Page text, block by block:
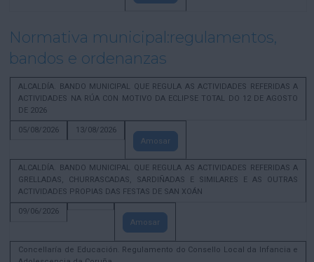
Normativa municipal:regulamentos,
bandos e ordenanzas
ALCALDÍA. BANDO MUNICIPAL QUE REGULA AS ACTIVIDADES REFERIDAS A
ACTIVIDADES NA RÚA CON MOTIVO DA ECLIPSE TOTAL DO 12 DE AGOSTO
DE 2026
05/08/2026
13/08/2026
Amosar
ALCALDÍA. BANDO MUNICIPAL QUE REGULA AS ACTIVIDADES REFERIDAS A
GRELLADAS, CHURRASCADAS, SARDIÑADAS E SIMILARES E AS OUTRAS
ACTIVIDADES PROPIAS DAS FESTAS DE SAN XOÁN
09/06/2026
Amosar
Concellaría de Educación. Regulamento do Consello Local da Infancia e